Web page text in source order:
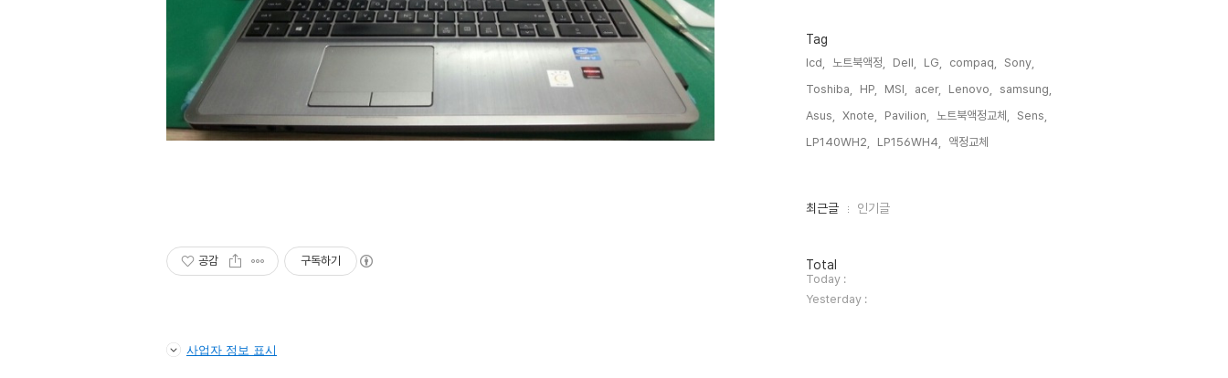
공감 구독하기
사업자 정보 표시
Tag
lcd, 노트북액정, Dell, LG, compaq,
Sony,
Toshiba,
HP, MSI, acer, Lenovo,
samsung,
Asus,
Xnote, Pavilion, 노트북액정교체,
Sens,
LP140WH2,
LP156WH4, 액정교체,
최
인
기
글
최근글 인기글
방
문
자
수
Total
Today :
Yesterday :